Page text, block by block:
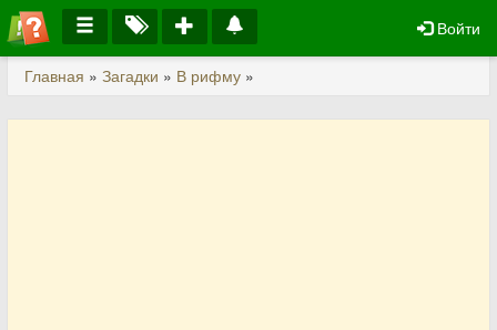
Войти
Главная » Загадки » В рифму »